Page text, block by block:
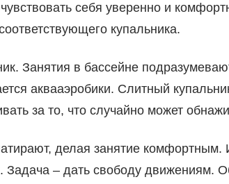
себя уверенно и
купальника.
Занятия в бассейне
аквааэробики. Слитный
за то, что случайно может
делая занятие комфортным.
Задача – дать свободу движениям.